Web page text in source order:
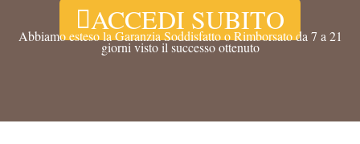
ACCEDI SUBITO
Abbiamo esteso la Garanzia Soddisfatto o Rimborsato da 7 a 21
giorni visto il successo ottenuto